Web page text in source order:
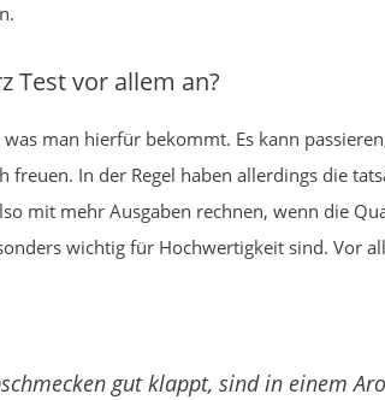
Test vor allem an?
man hierfür bekommt. Es kann
In der Regel haben allerdings die
mit mehr Ausgaben rechnen, wenn die
wichtig für Hochwertigkeit sind. Vor
gut klappt, sind in einem